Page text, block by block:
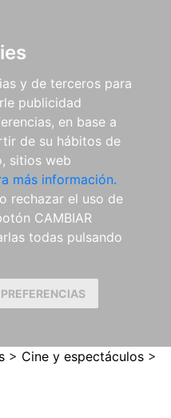
y de terceros para
publicidad
en base a
de su hábitos de
sitios web
más información.
rechazar el uso de
CAMBIAR
todas pulsando
> Cine y espectáculos >